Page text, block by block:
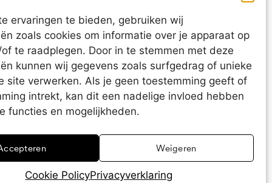
ervaringen te bieden, gebruiken wij
zoals cookies om informatie over je apparaat op
te raadplegen. Door in te stemmen met deze
kunnen wij gegevens zoals surfgedrag of unieke
site verwerken. Als je geen toestemming geeft of
intrekt, kan dit een nadelige invloed hebben
functies en mogelijkheden.
Weigeren
Cookie PolicyPrivacyverklaring